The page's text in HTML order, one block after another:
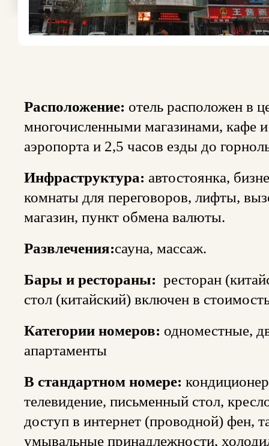
Расположение: отель расположен в
многочисленными магазинами, кафе
аэропорта и 2,5 часов езды до
Инфраструктура: автостоянка,
комнаты для переговоров, лифты,
магазин, пункт обмена валюты.
Развлечения:сауна, массаж.
Бары и рестораны: ресторан
стол (китайский) включен в
Категории номеров: одноместные,
апартаменты
В стандартном номере:
телевидение, письменный стол,
доступ в интернет (проводной) фен,
умывальные принадлежности,